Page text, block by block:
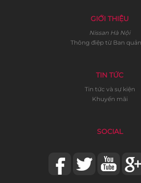
GIỚI THIỆU
Nissan Hà Nội
Thông điệp từ Ban
TIN TỨC
Tin tức và sự kiện
Khuyến mãi
SOCIAL